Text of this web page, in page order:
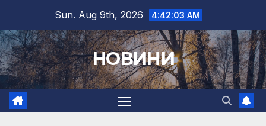
content
Sun. Aug 9th, 2026 4:42:04 AM
НОВИНИ